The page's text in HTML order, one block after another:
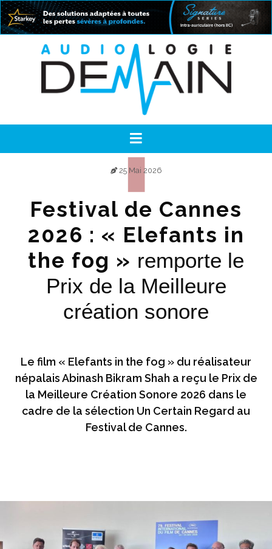
25 Mai 2026
Festival de Cannes
2026 : « Elefants in
the fog » remporte le
Prix de la Meilleure
création sonore
Le film « Elefants in the fog » du réalisateur
népalais Abinash Bikram Shah a reçu le Prix de
la Meilleure Création Sonore 2026 dans le
cadre de la sélection Un Certain Regard au
Festival de Cannes.